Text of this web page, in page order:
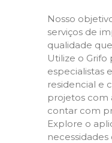
Nosso
serviços de
qualidade
Utilize o
especialistas
residencial e
projetos com
contar com
Explore o